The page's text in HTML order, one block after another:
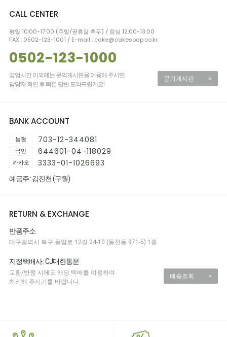
CALL CENTER
평일 10:00-17:00 (주말/공휴일 휴무) / 점심 12:00-13:00
FAX : 0502-123-1001 / E-mail : cake@cakesoap.co.kr
0502-123-1000
영업시간 이외에는 문의게시판을 이용해 주시면
담당자 확인 후 빠른 답변 도와드릴게요!
문의게시판 >
BANK ACCOUNT
농협 703-12-344081
국민 644601-04-118029
카카오 3333-01-1026693
예금주 : 김진천 (구월)
RETURN & EXCHANGE
반품주소
대구광역시 북구 동암로 12길 24-10 (동천동 971-5) 1층
지정택배사 : CJ대한통운
교환/반품 시에도 해당 택배를 이용하여
처리해 주시기를 바랍니다.
배송조회 >